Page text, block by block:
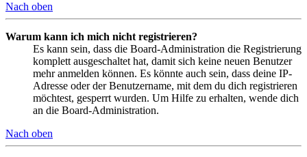
Nach oben
Warum kann ich mich nicht registrieren?
Es kann sein, dass die Board-Administration die Registrierung
komplett ausgeschaltet hat, damit sich keine neuen Benutzer
mehr anmelden können. Es könnte auch sein, dass deine IP-
Adresse oder der Benutzername, mit dem du dich registrieren
möchtest, gesperrt wurden. Um Hilfe zu erhalten, wende dich
an die Board-Administration.
Nach oben